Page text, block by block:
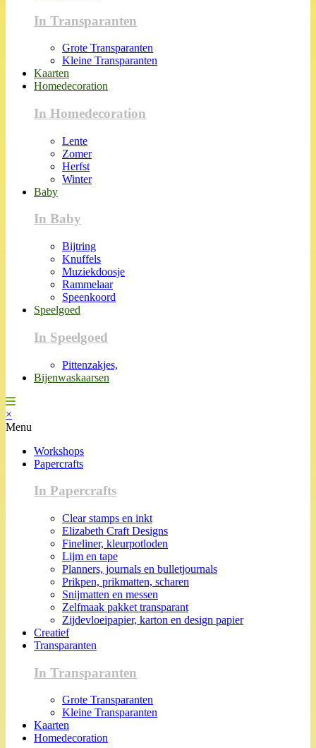
In Transparanten
Grote Transparanten
Kleine Transparanten
Kaarten
Homedecoration
In Homedecoration
Lente
Zomer
Herfst
Winter
Baby
In Baby
Bijtring
Knuffels
Muziekdoosje
Rammelaar
Speenkoord
Speelgoed
In Speelgoed
Pittenzakjes,
Bijenwaskaarsen
×
Menu
Workshops
Papercrafts
In Papercrafts
Clear stamps en inkt
Elizabeth Craft Designs
Fineliner, kleurpotloden
Lijm en tape
Planners, journals en bulletjournals
Prikpen, prikmatten, scharen
Snijmatten en messen
Zelfmaak pakket transparant
Zijdevloeipapier, karton en design papier
Creatief
Transparanten
In Transparanten
Grote Transparanten
Kleine Transparanten
Kaarten
Homedecoration